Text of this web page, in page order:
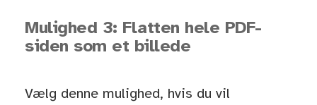
Mulighed 3: Flatten hele PDF-
siden som et billede
Vælg denne mulighed, hvis du vil